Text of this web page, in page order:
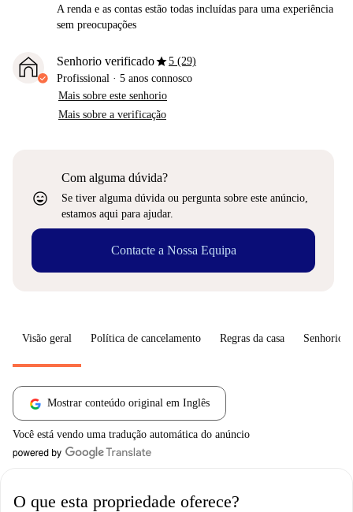
A renda e as contas estão todas incluídas para uma experiência
sem preocupações
Senhorio verificadostar5 (29)
Profissional · 5 anos connosco
Mais sobre este senhorio
Mais sobre a verificação
sentiment_very_satisfied
Com alguma dúvida?
Se tiver alguma dúvida ou pergunta sobre este anúncio,
estamos aqui para ajudar.
Contacte a Nossa Equipa
Visão geral Política de cancelamento Regras da casa Senhorio
Mostrar conteúdo original em Inglês
Você está vendo uma tradução automática do anúncio
O que esta propriedade oferece?